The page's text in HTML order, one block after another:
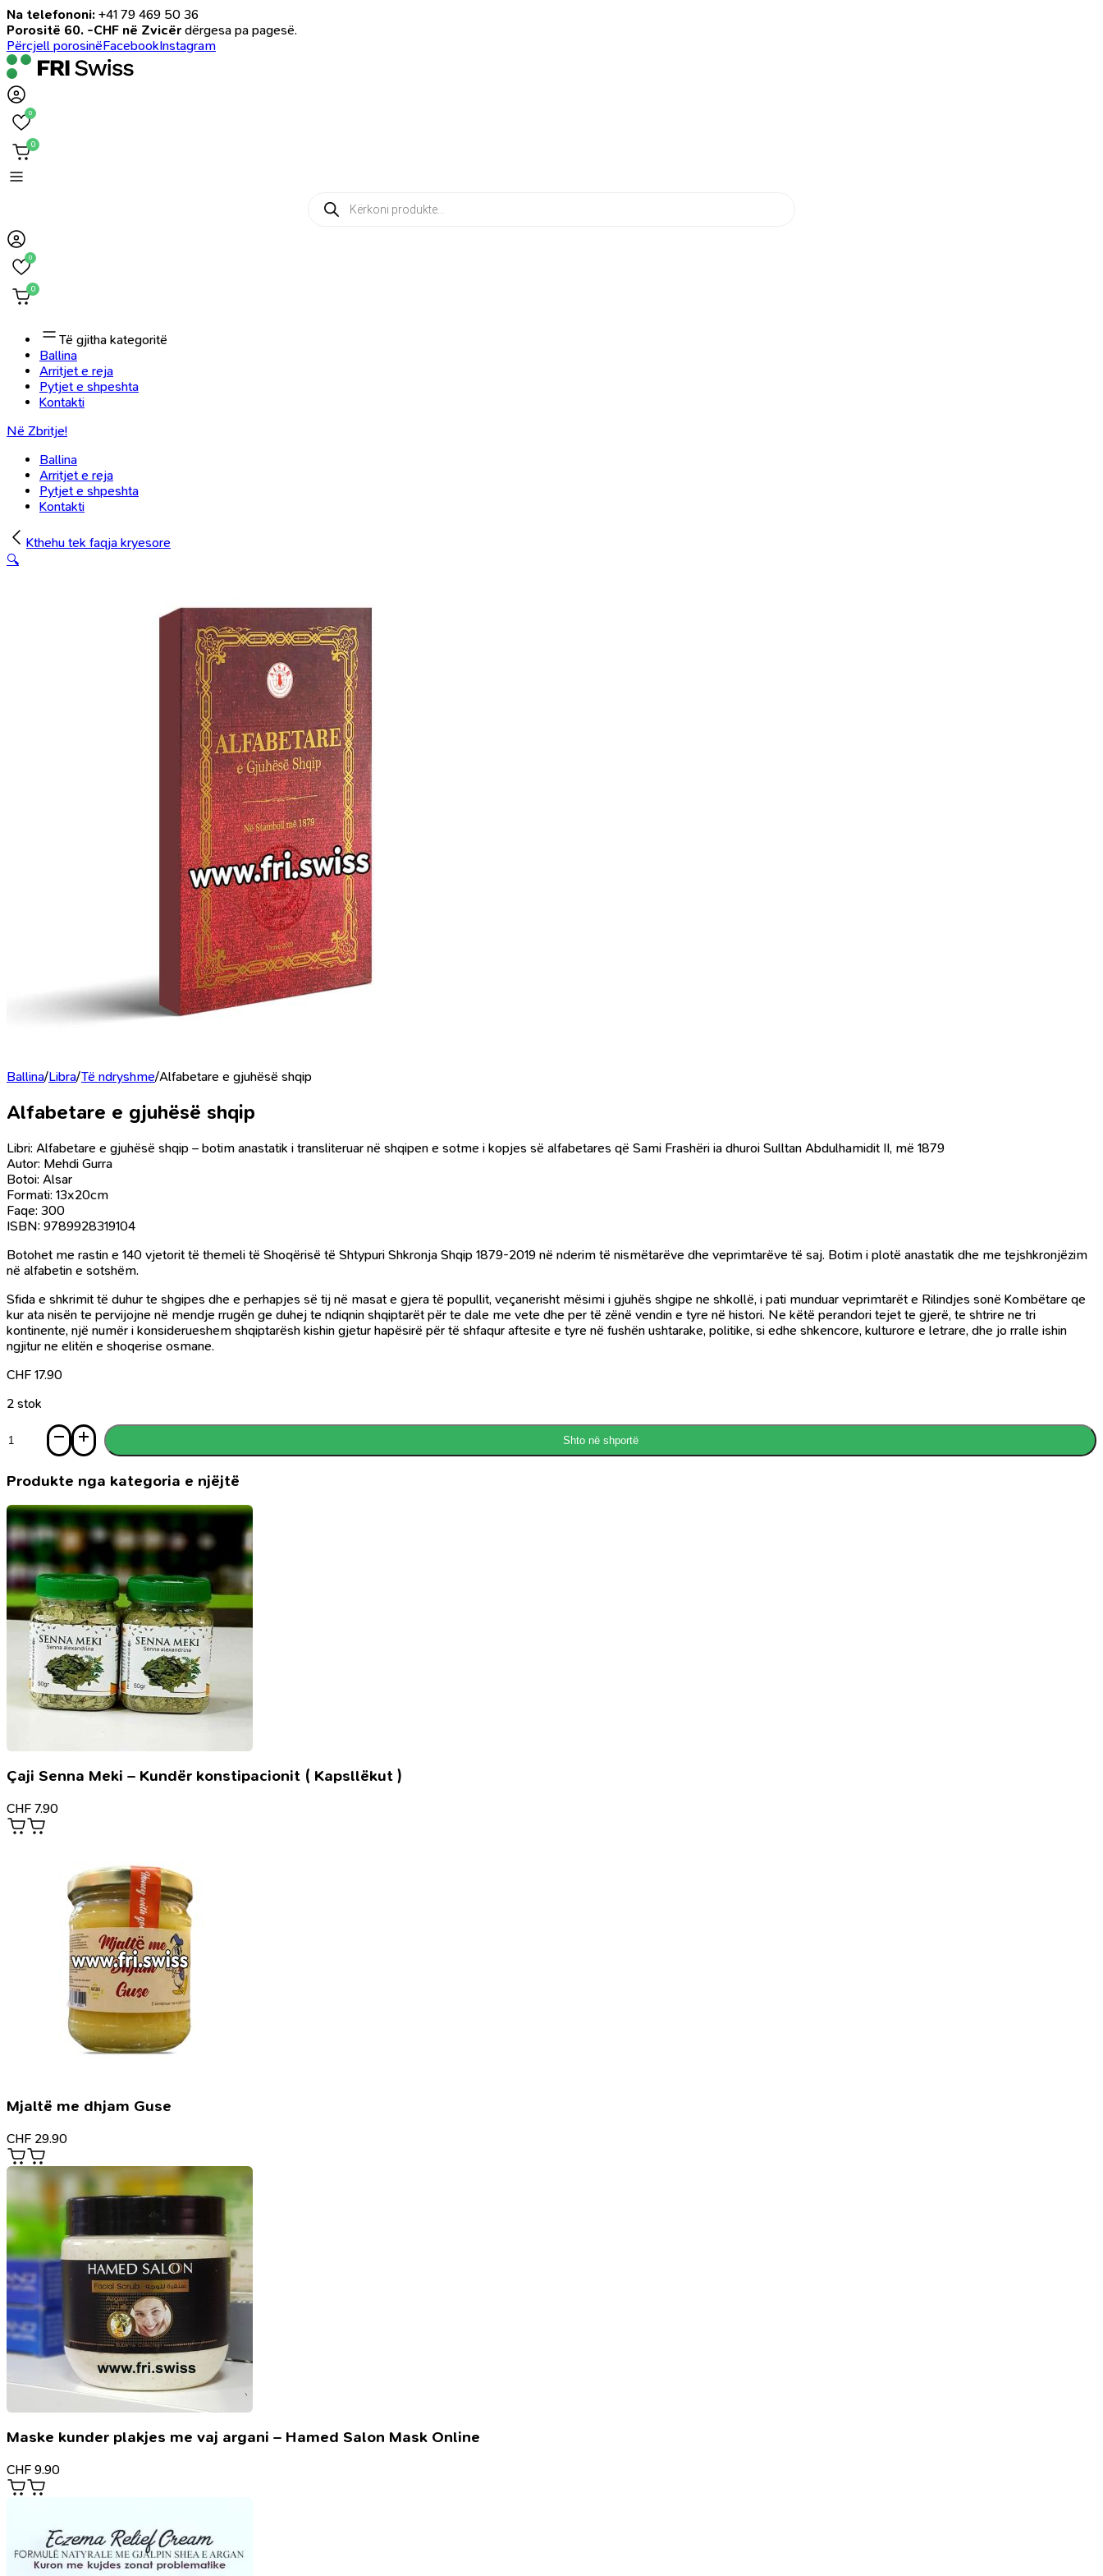
Na telefononi: +41 79 469 50 36
Porositë 60. -CHF në Zvicër dërgesa pa pagesë.
Përcjell porosinëFacebookInstagram
0
0
Products
search
0
0
Të gjitha kategoritë
Ballina
Arritjet e reja
Pytjet e shpeshta
Kontakti
Në Zbritje!
Ballina
Arritjet e reja
Pytjet e shpeshta
Kontakti
Kthehu tek faqja kryesore
🔍
Ballina/Libra/Të ndryshme/Alfabetare e gjuhësë shqip
Alfabetare e gjuhësë shqip
Libri: Alfabetare e gjuhësë shqip – botim anastatik i transliteruar në shqipen e sotme i kopjes së alfabetares që Sami Frashëri ia dhuroi Sulltan Abdulhamidit II, më 1879
Autor: Mehdi Gurra
Botoi: Alsar
Formati: 13x20cm
Faqe: 300
ISBN: 9789928319104
Botohet me rastin e 140 vjetorit të themeli të Shoqërisë të Shtypuri Shkronja Shqip 1879-2019 në nderim të nismëtarëve dhe veprimtarëve të saj. Botim i plotë anastatik dhe me tejshkronjëzim
në alfabetin e sotshëm.
Sfida e shkrimit të duhur te shgipes dhe e perhapjes së tij në masat e gjera të popullit, veçanerisht mësimi i gjuhës shgipe ne shkollë, i pati munduar veprimtarët e Rilindjes sonë Kombëtare qe
kur ata nisën te pervijojne në mendje rrugën ge duhej te ndiqnin shqiptarët për te dale me vete dhe per të zënë vendin e tyre në histori. Ne këtë perandori tejet te gjerë, te shtrire ne tri
kontinente, një numër i konsiderueshem shqiptarësh kishin gjetur hapësirë për të shfaqur aftesite e tyre në fushën ushtarake, politike, si edhe shkencore, kulturore e letrare, dhe jo rralle ishin
ngjitur ne elitën e shoqerise osmane.
CHF 17.90
2 stok
Alfabetare
gjuhësë
Shto në shportë
Produkte nga kategoria e njëjtë
Çaji Senna Meki – Kundër konstipacionit ( Kapsllëkut )
CHF 7.90
Mjaltë me dhjam Guse
CHF 29.90
Maske kunder plakjes me vaj argani – Hamed Salon Mask Online
CHF 9.90